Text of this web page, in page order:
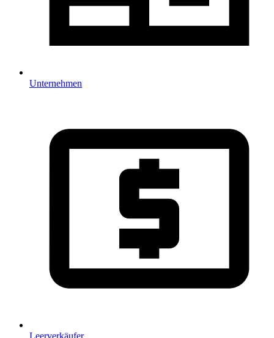
Unternehmen
Leerverkäufer